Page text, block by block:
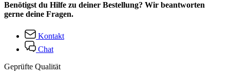
Benötigst du Hilfe zu deiner Bestellung? Wir beantworten
gerne deine Fragen.
Kontakt
Chat
Geprüfte Qualität